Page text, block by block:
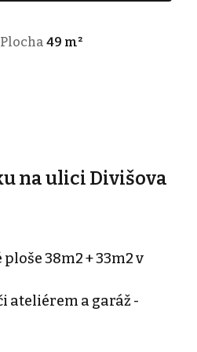
Plocha 49 m²
na ulici Divišova
38m2 + 33m2 v
ateliérem a garáž -